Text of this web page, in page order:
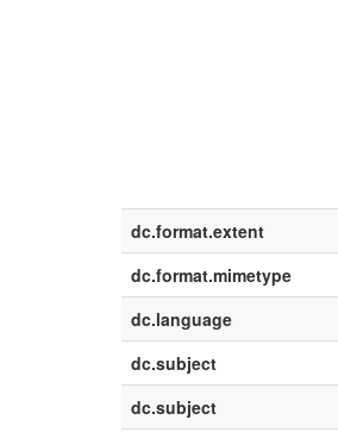
dc.format.extent
dc.format.mimetype
dc.language
dc.subject
dc.subject